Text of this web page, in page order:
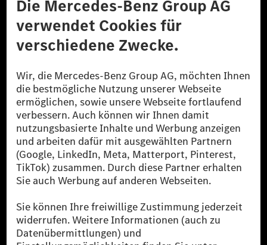
Datenschutz Lizenzhinweise Dritter Barrierefreiheit
© 2026 Mercedes-Benz Group AG. Alle Rechte vorbehalten.
[1] Bilanziell CO₂-neutral bedeutet, dass nicht vermiedene oder nicht
reduzierte CO₂-Emissionen bei der Mercedes-Benz Group durch
zertifizierte Ausgleichsprojekte kompensiert werden.
[2] Renewable Charging ist ein integraler Bestandteil von MB.CHARGE
Public in Europa, den USA, Kanada und China. Sofern an der jeweiligen
Ladestation noch kein Strom aus erneuerbaren Energien vorliegt,
verwendet Renewable Charging Grünstromzertifikate*. Diese stellen
sicher, dass für Ladevorgänge über MB.CHARGE Public eine äquivalente
Strommenge aus erneuerbaren Energien ins Stromnetz eingespeist wird.
als sechs Jahre sind.
* Inkl. EKOenergy Ökolabel
* Die angegebenen Werte wurden nach dem vorgeschriebenen
Messverfahren WLTP (Worldwide harmonised Light vehicles Test